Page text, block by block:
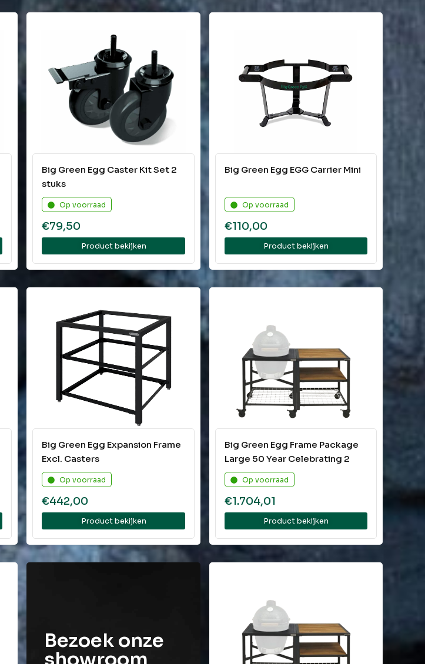
Big Green Egg Caster Kit Set 2
stuks
Op voorraad
€79,50
Product bekijken
Big Green Egg EGG Carrier Mini
Op voorraad
€110,00
Product bekijken
Big Green Egg Expansion Frame
Excl. Casters
Op voorraad
€442,00
Product bekijken
Big Green Egg Frame Package
Large 50 Year Celebrating 2
Op voorraad
€1.704,01
Product bekijken
Bezoek onze